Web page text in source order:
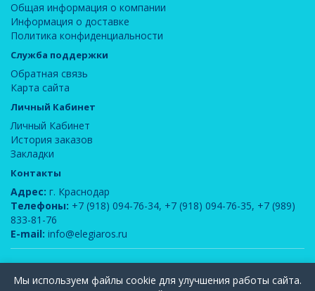
Общая информация о компании
Информация о доставке
Политика конфиденциальности
Служба поддержки
Обратная связь
Карта сайта
Личный Кабинет
Личный Кабинет
История заказов
Закладки
Контакты
Адрес: г. Краснодар
Телефоны: +7 (918) 094-76-34, +7 (918) 094-76-35, +7 (989)
833-81-76
E-mail: info@elegiaros.ru
Вся информация, содержащаяся на данном сайте, является интеллектуальной
Мы используем файлы cookie для улучшения работы сайта.